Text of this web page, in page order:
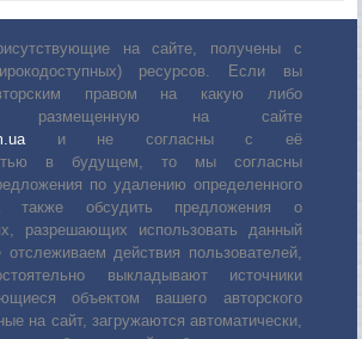
на сайте, получены с
ресурсов. Если вы
правом на какую либо
размещенную на сайте
и не согласны с её
в будущем, то мы согласны
по удалению определенного
также обсудить предложения о
разрешающих использовать данный
действия пользователей,
выкладывают источники
объектом вашего авторского
на сайт, загружаются автоматически,